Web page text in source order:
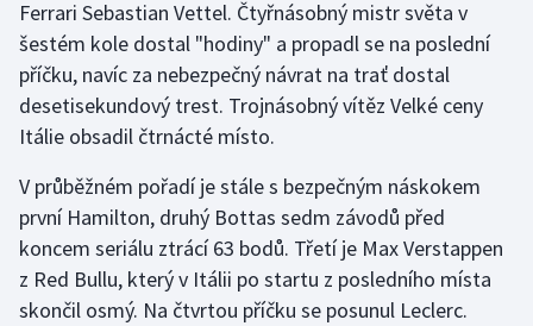
Stolní tenis
Triatlon
Veslování
Vodní slalom
Volejbal
Ostatní
Ferrari Sebastian Vettel. Čtyřnásobný mistr světa v
šestém kole dostal "hodiny" a propadl se na poslední
příčku, navíc za nebezpečný návrat na trať dostal
desetisekundový trest. Trojnásobný vítěz Velké ceny
Itálie obsadil čtrnácté místo.
V průběžném pořadí je stále s bezpečným náskokem
první Hamilton, druhý Bottas sedm závodů před
koncem seriálu ztrácí 63 bodů. Třetí je Max Verstappen
z Red Bullu, který v Itálii po startu z posledního místa
skončil osmý. Na čtvrtou příčku se posunul Leclerc.